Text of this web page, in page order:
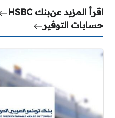
اقرأ المزيد عنبنك HSBC
حسابات التوفير